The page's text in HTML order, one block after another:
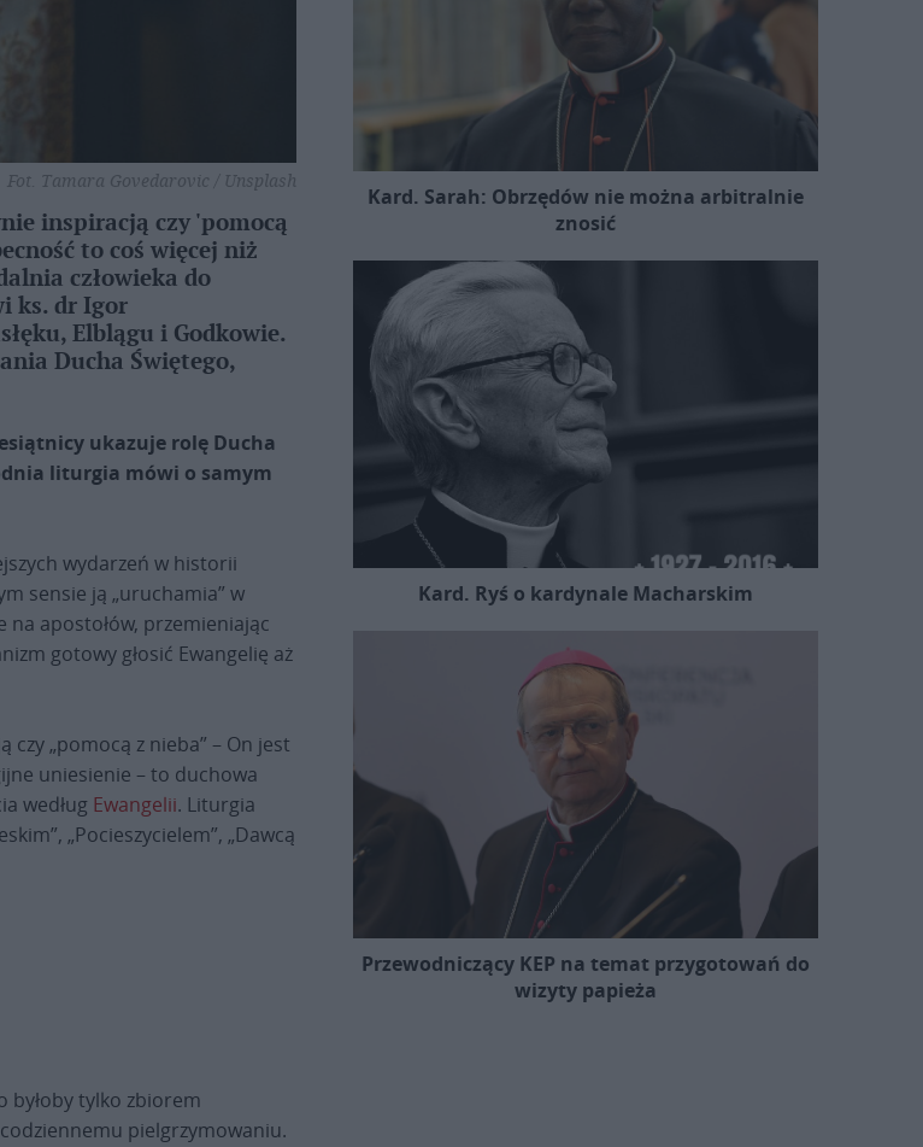
Fot. Tamara Govedarovic / Unsplash
inspiracją czy 'pomocą
to coś więcej niż
człowieka do
ks. dr Igor
Elblągu i Godkowie.
Ducha Świętego,
ukazuje rolę Ducha
liturgia mówi o samym
wydarzeń w historii
sensie ją „uruchamia” w
na apostołów, przemieniając
gotowy głosić Ewangelię aż
„pomocą z nieba” – On jest
uniesienie – to duchowa
według Ewangelii. Liturgia
„Pocieszycielem”, „Dawcą
byłoby tylko zbiorem
pielgrzymowaniu.
Kard. Sarah: Obrzędów nie można arbitralnie
znosić
Kard. Ryś o kardynale Macharskim
Przewodniczący KEP na temat przygotowań do
wizyty papieża